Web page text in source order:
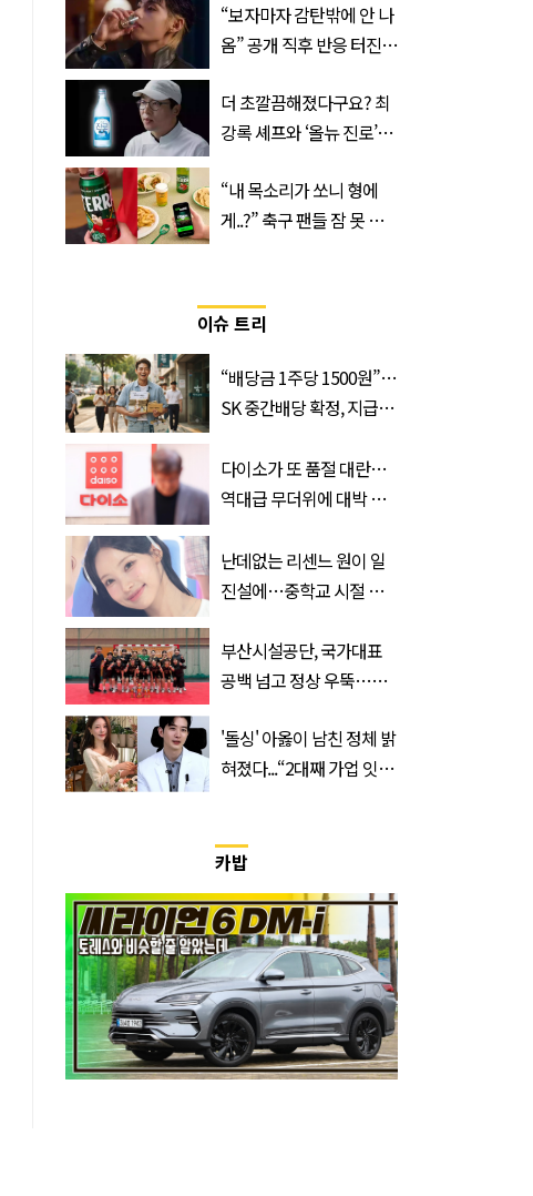
“보자마자 감탄밖에 안 나
옴” 공개 직후 반응 터진
더 초깔끔해졌다구요? 최
강록 셰프와 ‘올뉴 진로’의
“내 목소리가 쏘니 형에
게..?” 축구 팬들 잠 못 들
이슈 트리
“배당금 1주당 1500원”…
SK 중간배당 확정, 지급일
다이소가 또 품절 대란…
역대급 무더위에 대박 난
난데없는 리센느 원이 일
진설에…중학교 시절 담
부산시설공단, 국가대표
공백 넘고 정상 우뚝…디
'돌싱' 아옳이 남친 정체 밝
혀졌다...“2대째 가업 잇는
카밥